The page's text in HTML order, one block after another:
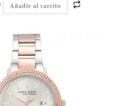
Añadir al carrito